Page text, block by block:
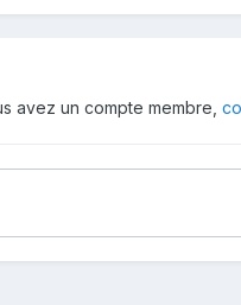
avez un compte membre,